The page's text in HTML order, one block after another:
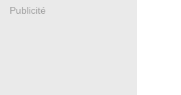
Publicité